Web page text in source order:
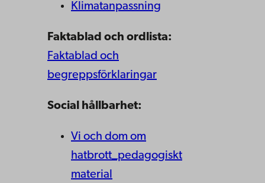
Klimatanpassning
Faktablad och ordlista:
Faktablad och
begreppsförklaringar
Social hållbarhet:
Vi och dom om
hatbrott_pedagogiskt
material